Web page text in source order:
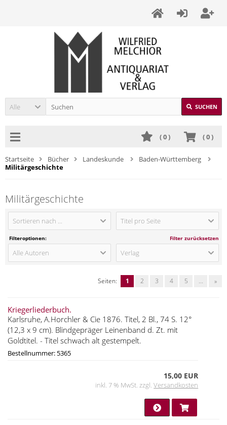
Alle SUCHEN
(0)
(0)
Startseite Bücher Landeskunde
Baden-Württemberg
Militärgeschichte
Militärgeschichte
Sortieren nach ... Titel pro Seite
Filteroptionen: Filter zurücksetzen
Alle Autoren Verlag
Seiten: 1 2 3 4 5 ... »
Kriegerliederbuch.
Karlsruhe, A.Horchler & Cie 1876. Titel, 2 Bl., 74 S. 12°
(12,3 x 9 cm). Blindgepräger Leinenband d. Zt. mit
Goldtitel. - Titel schwach alt gestempelt.
Bestellnummer: 5365
15,00 EUR
inkl. 7 % MwSt. zzgl.Versandkosten